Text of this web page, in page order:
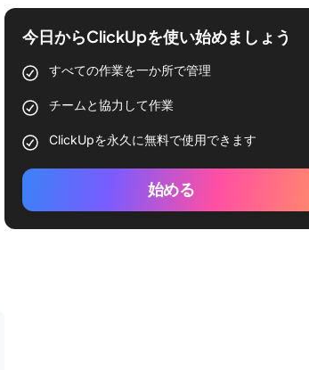
今日からClickUpを使い始めましょう
すべての作業を一か所で管理
チームと協力して作業
ClickUpを永久に無料で使用できます
始める